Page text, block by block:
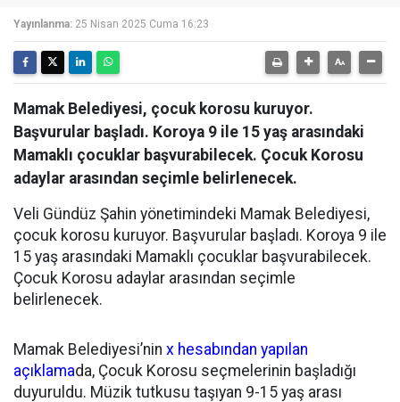
Yayınlanma: 25 Nisan 2025 Cuma 16:23
Mamak Belediyesi, çocuk korosu kuruyor.
Başvurular başladı. Koroya 9 ile 15 yaş arasındaki
Mamaklı çocuklar başvurabilecek. Çocuk Korosu
adaylar arasından seçimle belirlenecek.
Veli Gündüz Şahin yönetimindeki Mamak Belediyesi,
çocuk korosu kuruyor. Başvurular başladı. Koroya 9 ile
15 yaş arasındaki Mamaklı çocuklar başvurabilecek.
Çocuk Korosu adaylar arasından seçimle
belirlenecek.
Mamak Belediyesi’nin x hesabından yapılan
açıklamada, Çocuk Korosu seçmelerinin başladığı
duyuruldu. Müzik tutkusu taşıyan 9-15 yaş arası